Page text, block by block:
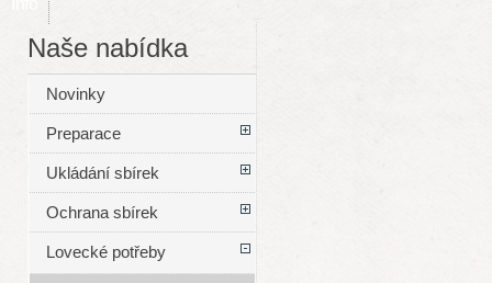
Info
Naše nabídka
Novinky
Preparace
Ukládání sbírek
Ochrana sbírek
Lovecké potřeby